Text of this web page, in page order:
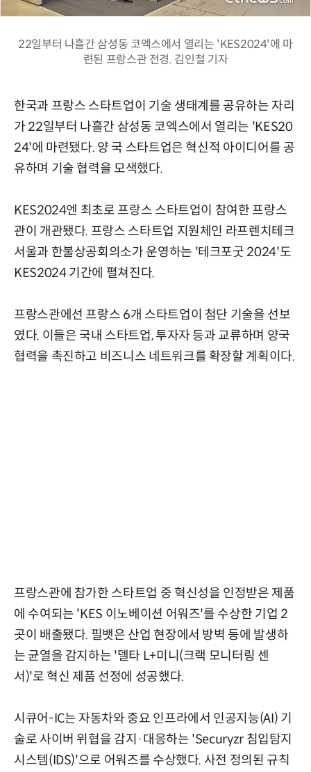
22일부터 나흘간 삼성동 코엑스에서 열리는 'KES2024'에 마
련된 프랑스관 전경. 김인철 기자
한국과 프랑스 스타트업이 기술 생태계를 공유하는 자리
가 22일부터 나흘간 삼성동 코엑스에서 열리는 'KES20
24'에 마련됐다. 양 국 스타트업은 혁신적 아이디어를 공
유하며 기술 협력을 모색했다.
KES2024엔 최초로 프랑스 스타트업이 참여한 프랑스
관이 개관됐다. 프랑스 스타트업 지원체인 라프렌치테크
서울과 한불상공회의소가 운영하는 '테크포굿 2024'도
KES2024 기간에 펼쳐진다.
프랑스관에선 프랑스 6개 스타트업이 첨단 기술을 선보
였다. 이들은 국내 스타트업, 투자자 등과 교류하며 양국
협력을 촉진하고 비즈니스 네트워크를 확장할 계획이다.
프랑스관에 참가한 스타트업 중 혁신성을 인정받은 제품
에 수여되는 'KES 이노베이션 어워즈'를 수상한 기업 2
곳이 배출됐다. 필뱃은 산업 현장에서 방벽 등에 발생하
는 균열을 감지하는 '델타 L+미니(크랙 모니터링 센
서)'로 혁신 제품 선정에 성공했다.
시큐어-IC는 자동차와 중요 인프라에서 인공지능(AI) 기
술로 사이버 위협을 감지·대응하는 'Securyzr 침입탐지
시스템(IDS)'으로 어워즈를 수상했다. 사전 정의된 규칙